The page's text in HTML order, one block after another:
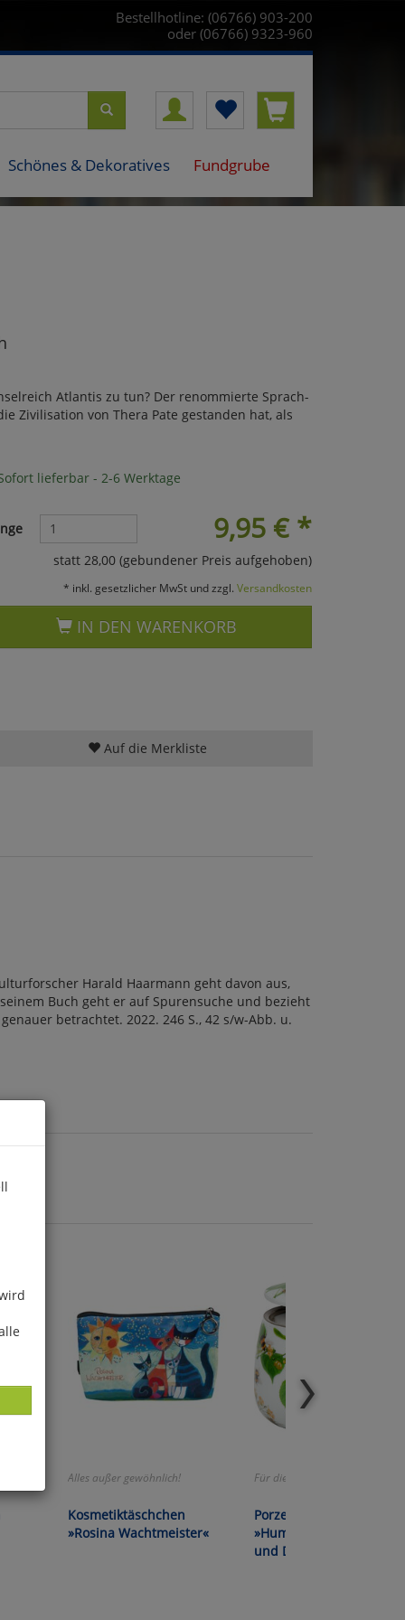
Bestellhotline: (06766) 903-200
oder (06766) 9323-960
Schönes & Dekoratives Fundgrube
Atlantis zu tun? Der renommierte Sprach-
Zivilisation von Thera Pate gestanden hat, als
lieferbar - 2-6 Werktage
9,95 €*
statt 28,00 (gebundener Preis aufgehoben)
* inkl. gesetzlicher MwSt und zzgl. Versandkosten
IN DEN WARENKORB
Auf die Merkliste
Harald Haarmann geht davon aus,
Buch geht er auf Spurensuche und bezieht
betrachtet. 2022. 246 S., 42 s/w-Abb. u.
Alles außer gewöhnlich!
Kosmetiktäschchen
»Rosina Wachtmeister«
Für die entspannte Pause!
Porzellanbecher
»Hummeln« mit Teesieb
und Deckel